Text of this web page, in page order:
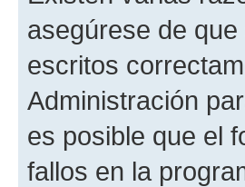
asegúrese de
escritos
Administración
es posible que el
fallos en la